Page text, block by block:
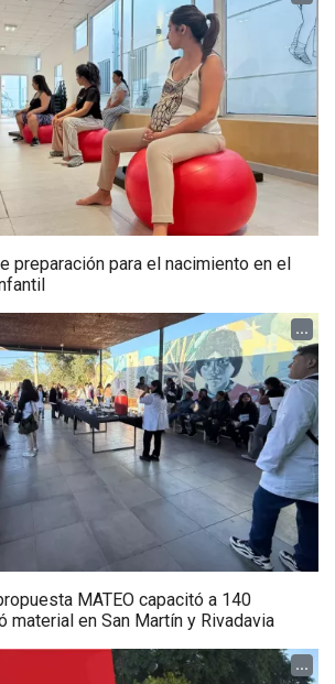
preparación para el nacimiento en el
...
MATEO capacitó a 140
material en San Martín y Rivadavia
...